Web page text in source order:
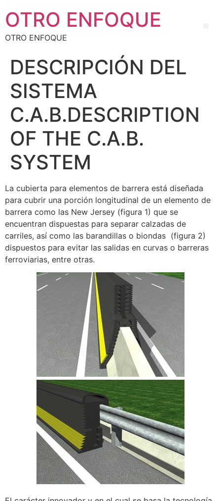
OTRO ENFOQUE
OTRO ENFOQUE
DESCRIPCIÓN DEL
SISTEMA
C.A.B.DESCRIPTION
OF THE C.A.B.
SYSTEM
La cubierta para elementos de barrera está diseñada
para cubrir una porción longitudinal de un elemento de
barrera como las New Jersey (figura 1) que se
encuentran dispuestas para separar calzadas de
carriles, así como las barandillas o biondas (figura 2)
dispuestos para evitar las salidas en curvas o barreras
ferroviarias, entre otras.